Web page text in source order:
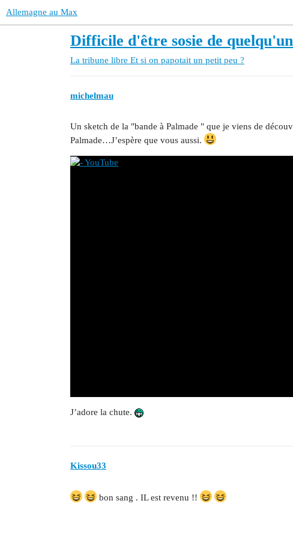
Allemagne au Max
Difficile d'être sosie de
La tribune libre Et si on papotait un petit peu ?
michelmau
Un sketch de la "bande à Palmade " que je viens de
Palmade…J’espère que vous aussi.
J’adore la chute.
Kissou33
bon sang . IL est revenu !!